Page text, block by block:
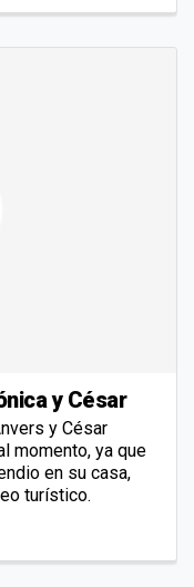
y César
y César
momento, ya que
en su casa,
turístico.